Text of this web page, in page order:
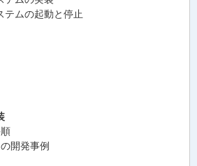
ムの起動と停止
開発事例